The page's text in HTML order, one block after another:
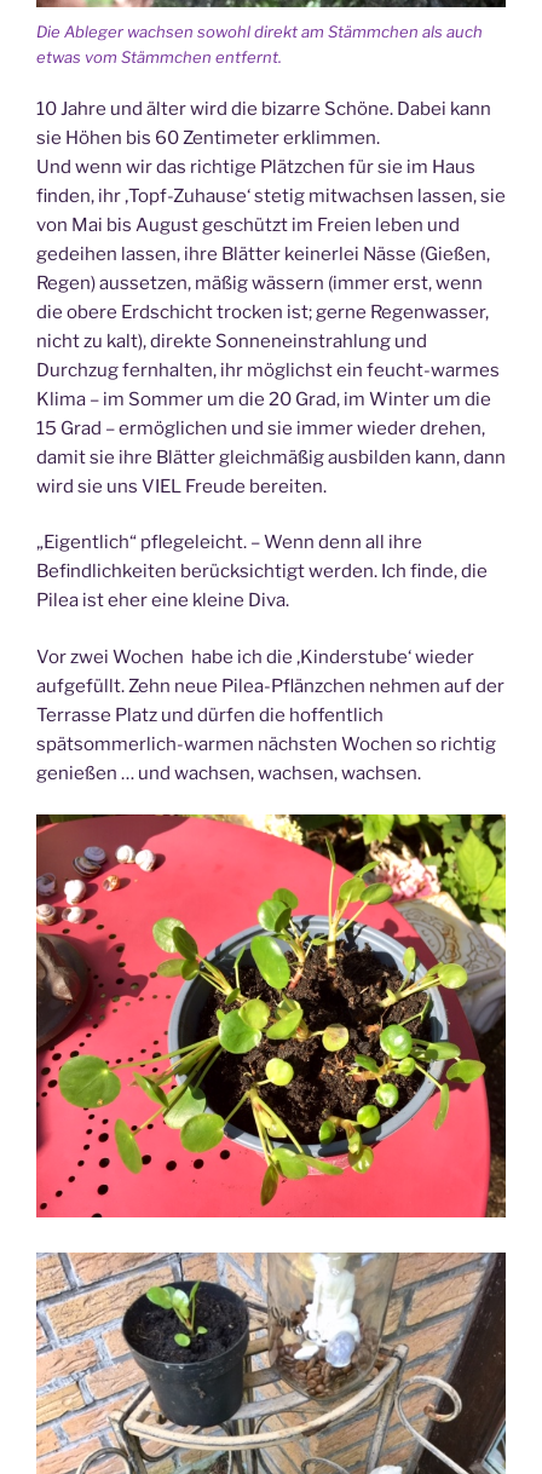
Die Ableger wachsen sowohl direkt am Stämmchen als auch
etwas vom Stämmchen entfernt.
10 Jahre und älter wird die bizarre Schöne. Dabei kann
sie Höhen bis 60 Zentimeter erklimmen.
Und wenn wir das richtige Plätzchen für sie im Haus
finden, ihr ‚Topf-Zuhause‘ stetig mitwachsen lassen, sie
von Mai bis August geschützt im Freien leben und
gedeihen lassen, ihre Blätter keinerlei Nässe (Gießen,
Regen) aussetzen, mäßig wässern (immer erst, wenn
die obere Erdschicht trocken ist; gerne Regenwasser,
nicht zu kalt), direkte Sonneneinstrahlung und
Durchzug fernhalten, ihr möglichst ein feucht-warmes
Klima – im Sommer um die 20 Grad, im Winter um die
15 Grad – ermöglichen und sie immer wieder drehen,
damit sie ihre Blätter gleichmäßig ausbilden kann, dann
wird sie uns VIEL Freude bereiten.
„Eigentlich“ pflegeleicht. – Wenn denn all ihre
Befindlichkeiten berücksichtigt werden. Ich finde, die
Pilea ist eher eine kleine Diva.
Vor zwei Wochen habe ich die ‚Kinderstube‘ wieder
aufgefüllt. Zehn neue Pilea-Pflänzchen nehmen auf der
Terrasse Platz und dürfen die hoffentlich
spätsommerlich-warmen nächsten Wochen so richtig
genießen … und wachsen, wachsen, wachsen.